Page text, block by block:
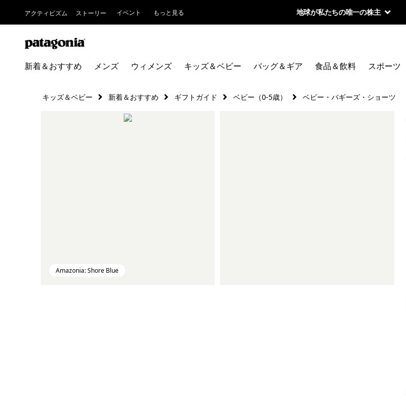
アクティビズム ストーリー イベント もっと見る 地球が私たちの唯一の株主
新着＆おすすめ メンズ ウィメンズ キッズ＆ベビー バッグ＆ギア 食品＆飲料 スポーツ
キッズ＆ベビー 新着＆おすすめ ギフトガイド ベビー（0-5歳） ベビー・バギーズ・ショーツ
Amazonia: Shore Blue